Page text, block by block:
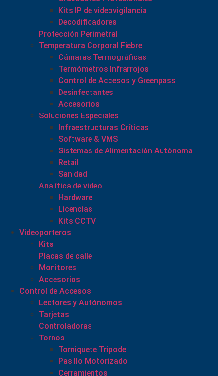
Kits IP de videovigilancia
Decodificadores
Protección Perimetral
Temperatura Corporal Fiebre
Cámaras Termográficas
Termómetros Infrarrojos
Control de Accesos y Greenpass
Desinfectantes
Accesorios
Soluciones Especiales
Infraestructuras Críticas
Software & VMS
Sistemas de Alimentación Autónoma
Retail
Sanidad
Analítica de video
Hardware
Licencias
Kits CCTV
Videoporteros
Kits
Placas de calle
Monitores
Accesorios
Control de Accesos
Lectores y Autónomos
Tarjetas
Controladoras
Tornos
Torniquete Tripode
Pasillo Motorizado
Cerramientos